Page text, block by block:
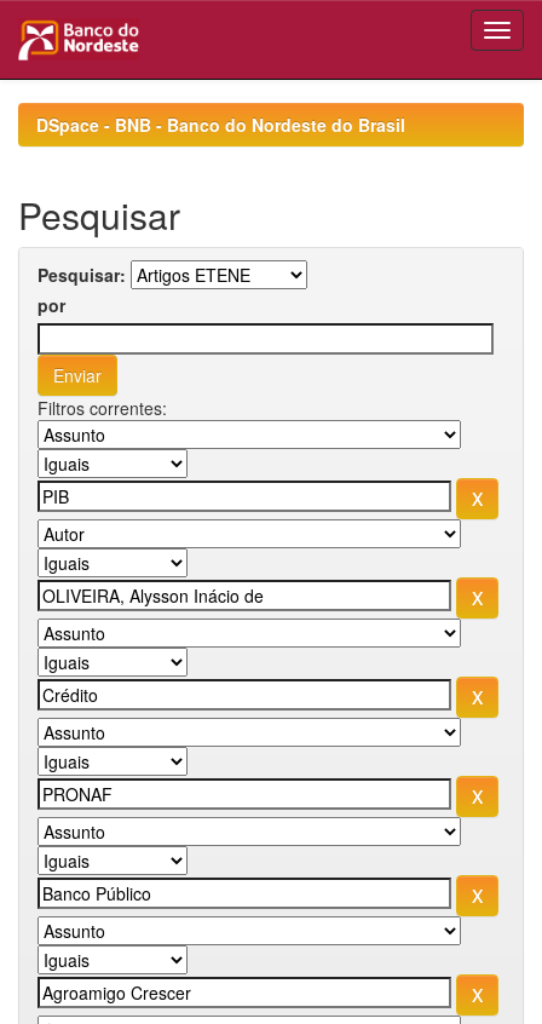
navigationDSpace - BNB - Banco do Nordeste do Brasil
Pesquisar
Pesquisar:
por
Filtros correntes: